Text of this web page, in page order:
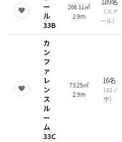
ー
ル
33B
266.11㎡
2.9m
（スク
ール）
カ
ン
フ
ァ
レ
ン
ス
ル
ー
ム
33C
73.25㎡
2.9m
16名
（ロノ
字）